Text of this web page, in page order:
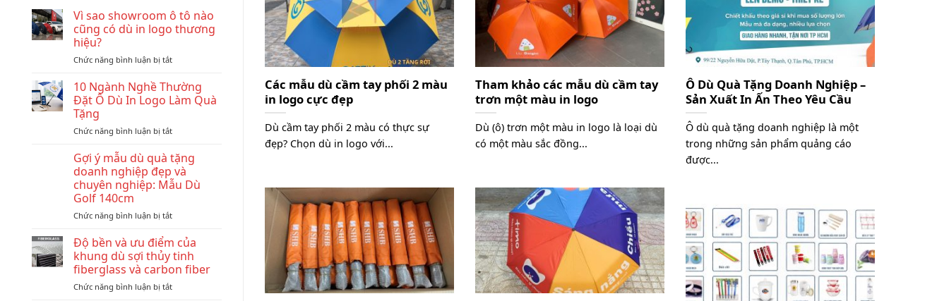
Vì sao showroom ô tô nào
cũng có dù in logo thương
hiệu?
Chức năng bình luận bị tắtở
sao
showroom
ô
nào
có
dù
in
logo
hiệu?
10 Ngành Nghề Thường
Đặt Ô Dù In Logo Làm Quà
Tặng
Chức năng bình luận bị tắtở
Ngành
Nghề
Thường
Đặt
Dù
Logo
Làm
Quà
Tặng
Gợi ý mẫu dù quà tặng
doanh nghiệp đẹp và
chuyên nghiệp: Mẫu Dù
Golf 140cm
Chức năng bình luận bị tắtở
ý
mẫu
dù
quà
tặng
Độ bền và ưu điểm của
khung dù sợi thủy tinh
fiberglass và carbon fiber
Chức năng bình luận bị tắtở
Các mẫu dù cầm tay phối 2 màu
in logo cực đẹp
Dù cầm tay phối 2 màu có thực sự
đẹp? Chọn dù in logo với...
Tham khảo các mẫu dù cầm tay
trơn một màu in logo
Dù (ô) trơn một màu in logo là loại dù
có một màu sắc đồng...
Ô Dù Quà Tặng Doanh Nghiệp –
Sản Xuất In Ấn Theo Yêu Cầu
Ô dù quà tặng doanh nghiệp là một
trong những sản phẩm quảng cáo
được...